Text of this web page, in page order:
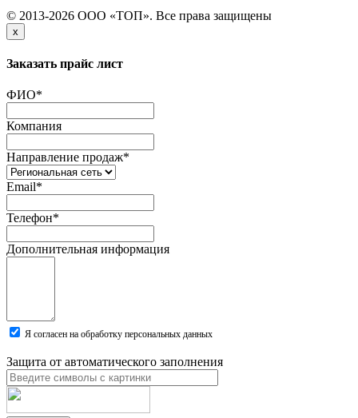
© 2013-2026 ООО «ТОП». Все права защищены
x
Заказать прайс лист
ФИО*
Компания
Направление продаж*
Email*
Телефон*
Дополнительная информация
Я согласен на обработку персональных данных
Защита от автоматического заполнения